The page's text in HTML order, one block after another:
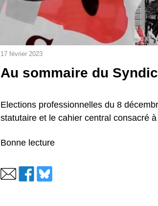
17 février 2023
Au sommaire du
Elections professionnelles du 8
statutaire et le cahier central consacré
Bonne lecture